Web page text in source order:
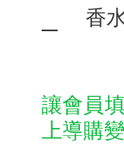
香
讓會員
上導購